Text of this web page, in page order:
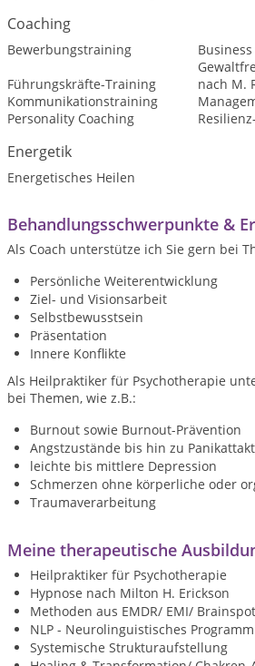
Coaching
Bewerbungstraining
Führungskräfte-Training
nach M.
Kommunikationstraining
Personality Coaching
Energetik
Energetisches Heilen
Behandlungsschwerpunkte &
Als Coach unterstütze ich Sie gern bei
Persönliche Weiterentwicklung
Ziel- und Visionsarbeit
Selbstbewusstsein
Präsentation
Innere Konflikte
Als Heilpraktiker für Psychotherapie
bei Themen, wie z.B.:
Burnout sowie Burnout-Prävention
Angstzustände bis hin zu
leichte bis mittlere Depression
Schmerzen ohne körperliche oder
Traumaverarbeitung
Meine therapeutische
Heilpraktiker für Psychotherapie
Hypnose nach Milton H. Erickson
Methoden aus EMDR/ EMI/
NLP - Neurolinguistisches
Systemische Strukturaufstellung